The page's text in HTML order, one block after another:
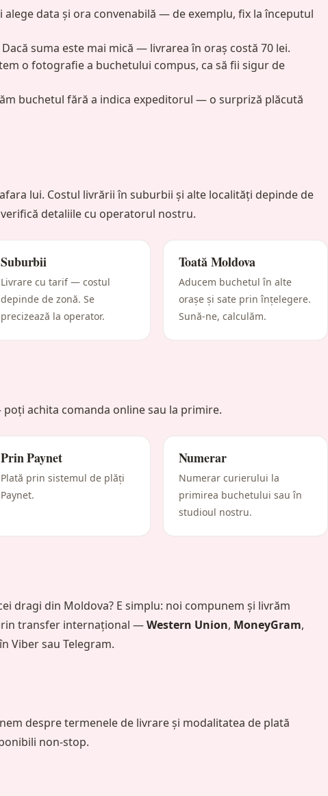
alege data și ora convenabilă — de exemplu, fix la începutul
Dacă suma este mai mică — livrarea în oraș costă 70 lei.
o fotografie a buchetului compus, ca să fii sigur de
buchetul fără a indica expeditorul — o surpriză plăcută
lui. Costul livrării în suburbii și alte localități depinde de
detaliile cu operatorul nostru.
Suburbii
Livrare cu tarif — costul
depinde de zonă. Se
precizează la operator.
Toată Moldova
Aducem buchetul în alte
orașe și sate prin înțelegere.
Sună-ne, calculăm.
achita comanda online sau la primire.
Prin Paynet
Plată prin sistemul de plăți
Paynet.
Numerar
Numerar curierului la
primirea buchetului sau în
studioul nostru.
dragi din Moldova? E simplu: noi compunem și livrăm
transfer internațional —Western Union, MoneyGram,
Viber sau Telegram.
despre termenele de livrare și modalitatea de plată
non-stop.